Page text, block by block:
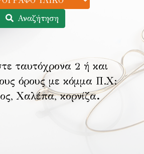
Αναζήτηση
ταυτόχρονα 2 ή και
όρους με κόμμα Π.Χ:
Χαλέπα, κορνίζα.